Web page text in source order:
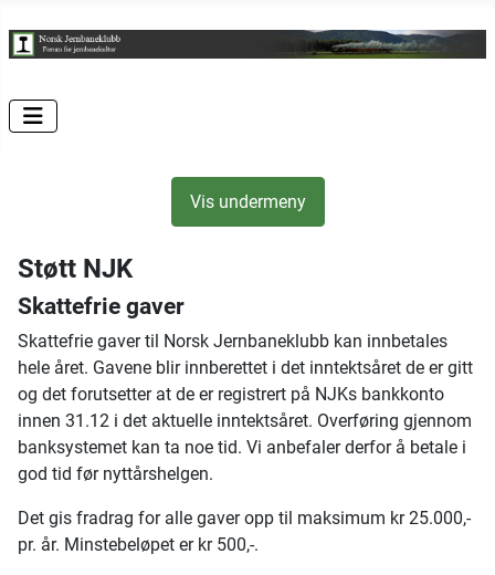
Vis undermeny
Støtt NJK
Skattefrie gaver
Skattefrie gaver til Norsk Jernbaneklubb kan innbetales
hele året. Gavene blir innberettet i det inntektsåret de er gitt
og det forutsetter at de er registrert på NJKs bankkonto
innen 31.12 i det aktuelle inntektsåret. Overføring gjennom
banksystemet kan ta noe tid. Vi anbefaler derfor å betale i
god tid før nyttårshelgen.
Det gis fradrag for alle gaver opp til maksimum kr 25.000,-
pr. år. Minstebeløpet er kr 500,-.